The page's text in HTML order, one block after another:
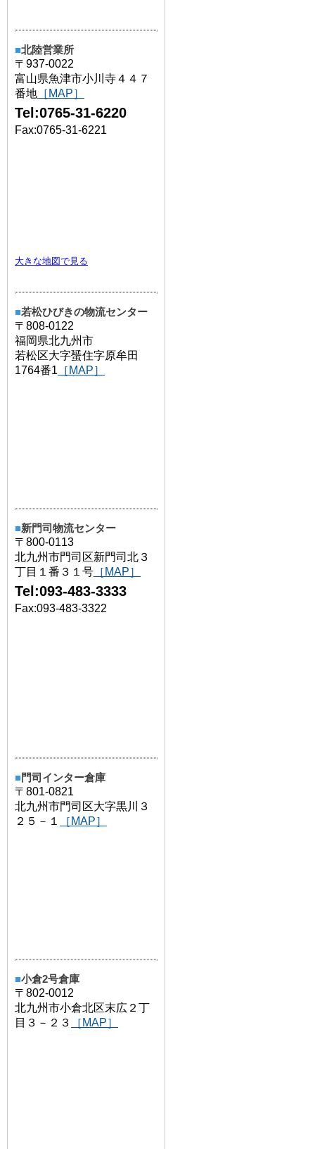
■北陸営業所
〒937-0022
富山県魚津市小川寺４４７
番地 ［MAP］
Tel:0765-31-6220
Fax:0765-31-6221
大きな地図で見る
■若松ひびきの物流センター
〒808-0122
福岡県北九州市
若松区大字蜑住字原牟田
1764番1 ［MAP］
■新門司物流センター
〒800-0113
北九州市門司区新門司北３
丁目１番３１号 ［MAP］
Tel:093-483-3333
Fax:093-483-3322
■門司インター倉庫
〒801-0821
北九州市門司区大字黒川３
２５－１
［MAP］
■小倉2号倉庫
〒802-0012
北九州市小倉北区末広２丁
目３－２３
［MAP］